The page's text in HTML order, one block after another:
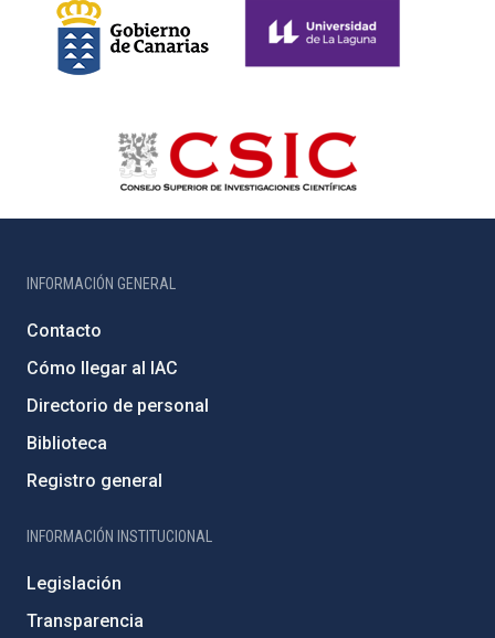
INFORMACIÓN GENERAL
Contacto
Cómo llegar al IAC
Directorio de personal
Biblioteca
Registro general
INFORMACIÓN INSTITUCIONAL
Legislación
Transparencia